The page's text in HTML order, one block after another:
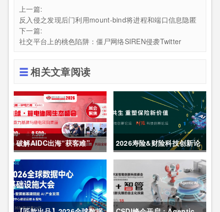
上一篇:
反入侵之发现后门利用mount-bind将进程和端口信息隐匿
下一篇:
社交平台上的桃色陷阱：僵尸网络SIREN侵袭Twitter
相关文章阅读
破解AIDC出海“获客难”
CDCE2026数据中心展
以“算电协同”重构全球算力
供应链
2026寿险&财险科技创新论
坛圆满举办